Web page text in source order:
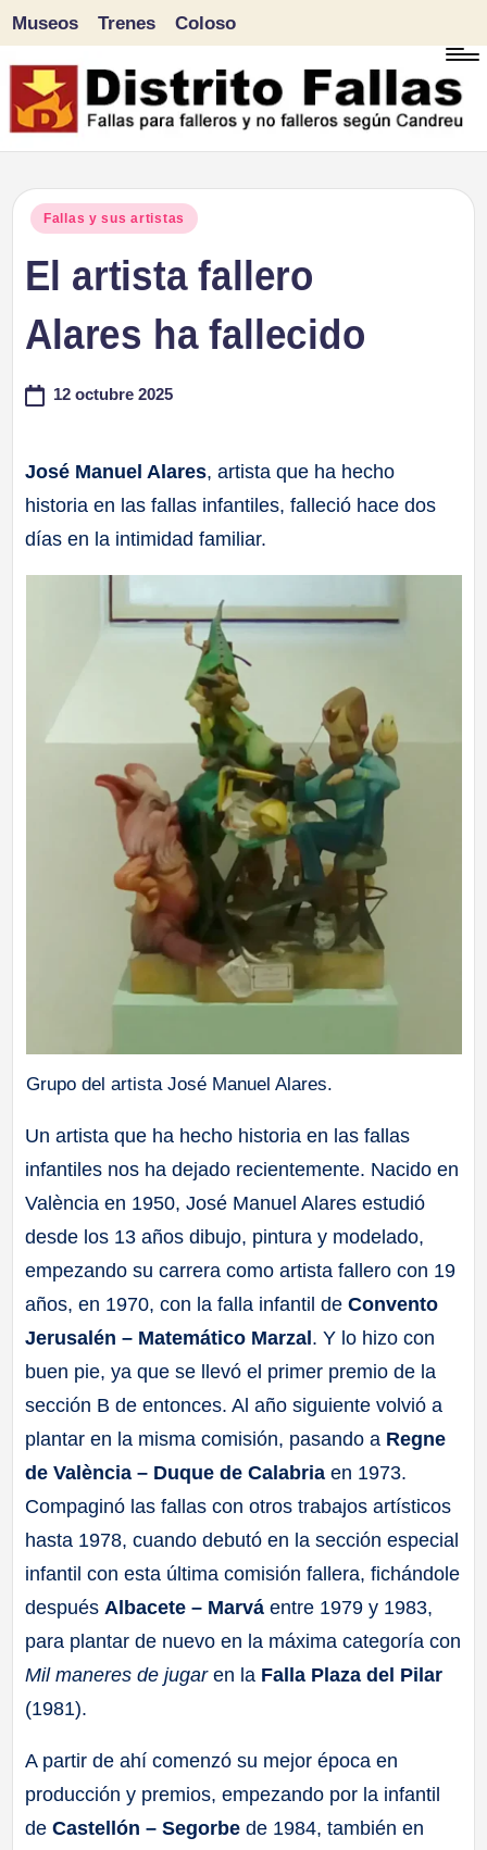
Saltar
al
Museos Trenes Coloso
Publicado
Fallas y sus artistas
El artista fallero
Alares ha fallecido
12 octubre 2025
José Manuel Alares, artista que ha hecho
historia en las fallas infantiles, falleció hace dos
días en la intimidad familiar.
Grupo del artista José Manuel Alares.
Un artista que ha hecho historia en las fallas
infantiles nos ha dejado recientemente. Nacido en
València en 1950, José Manuel Alares estudió
desde los 13 años dibujo, pintura y modelado,
empezando su carrera como artista fallero con 19
años, en 1970, con la falla infantil deConvento
Jerusalén – Matemático Marzal . Y lo hizo con
buen pie, ya que se llevó el primer premio de la
sección B de entonces. Al año siguiente volvió a
plantar en la misma comisión, pasando a Regne
de València – Duque de Calabriaen 1973.
Compaginó las fallas con otros trabajos artísticos
hasta 1978, cuando debutó en la sección especial
infantil con esta última comisión fallera, fichándole
despuésAlbacete – Marvá entre 1979 y 1983,
para plantar de nuevo en la máxima categoría con
Mil maneres de jugaren la Falla Plaza del Pilar
(1981).
A partir de ahí comenzó su mejor época en
producción y premios, empezando por la infantil
deCastellón – Segorbe de 1984, también en